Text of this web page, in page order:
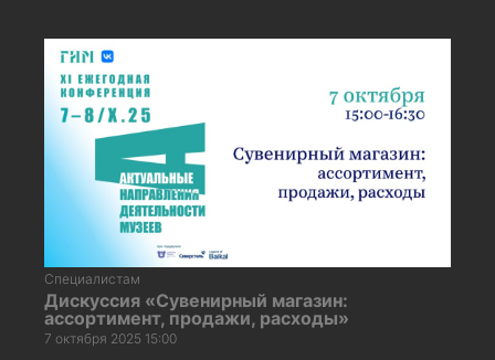
Специалистам
Дискуссия «Сувенирный магазин:
ассортимент, продажи, расходы»
7 октября 2025 15:00